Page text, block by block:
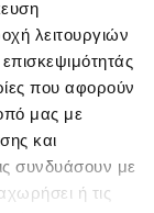
λειτουργιών
που αφορούν
μας με
και
συνδυάσουν με
ή τις